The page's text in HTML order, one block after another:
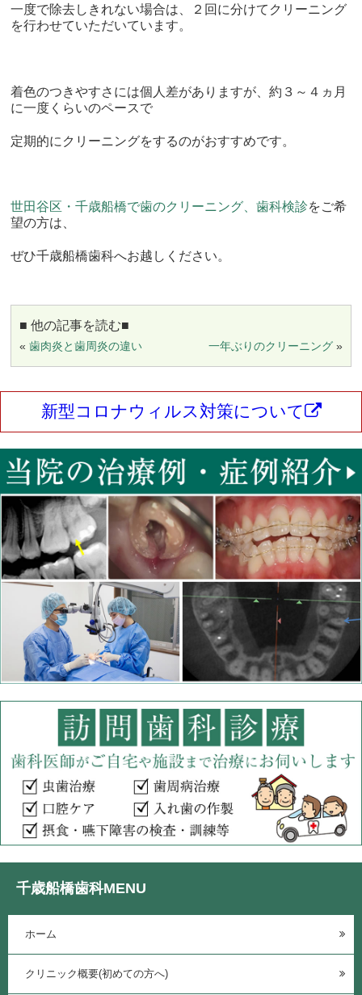
一度で除去しきれない場合は、２回に分けてクリーニング
を行わせていただいています。
着色のつきやすさには個人差がありますが、約３～４ヵ月
に一度くらいのペースで
定期的にクリーニングをするのがおすすめです。
世田谷区・千歳船橋で歯のクリーニング、歯科検診をご希
望の方は、
ぜひ千歳船橋歯科へお越しください。
■ 他の記事を読む■
«歯肉炎と歯周炎の違い 一年ぶりのクリーニング»
新型コロナウィルス対策について
千歳船橋歯科MENU
ホーム
クリニック概要(初めての方へ)